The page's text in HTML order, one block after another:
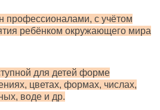
профессионалами, с учётом
ребёнком окружающего мира
для детей форме
цветах, формах, числах,
воде и др.